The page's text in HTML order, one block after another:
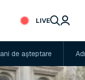
LIVE